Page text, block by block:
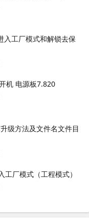
入工厂模式和解锁去保
机 电源板7.820
级方法及文件名文件目
厂模式（工程模式）